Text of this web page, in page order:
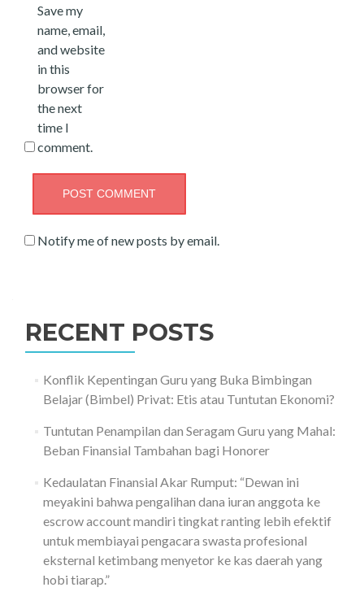
Save my
name, email,
and website
in this
browser for
the next
time I
comment.
Notify me of new posts by email.
RECENT POSTS
Konflik Kepentingan Guru yang Buka Bimbingan
Belajar (Bimbel) Privat: Etis atau Tuntutan Ekonomi?
Tuntutan Penampilan dan Seragam Guru yang Mahal:
Beban Finansial Tambahan bagi Honorer
Kedaulatan Finansial Akar Rumput: “Dewan ini
meyakini bahwa pengalihan dana iuran anggota ke
escrow account mandiri tingkat ranting lebih efektif
untuk membiayai pengacara swasta profesional
eksternal ketimbang menyetor ke kas daerah yang
hobi tiarap.”